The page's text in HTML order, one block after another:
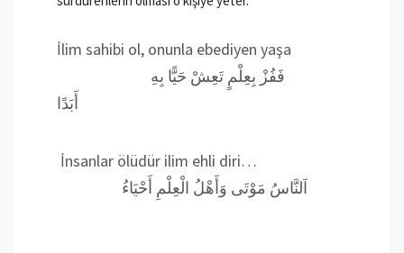
İlim sahibi ol, onunla ebediyen yaşa
فَفُزْ بِعِلْمٍ تَعِشْ حَيًّا بِهِ
أَبَدًا
İnsanlar ölüdür ilim ehli diri…
اَلنَّاسُ مَوْتَى وَأَهْلُ الْعِلْمِ أَحْيَاءُ